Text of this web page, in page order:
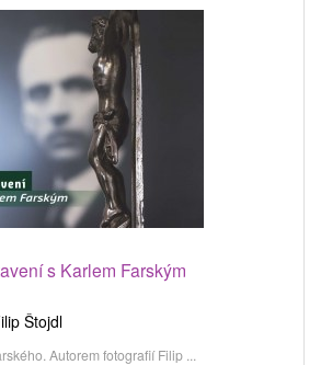
s Karlem Farským
Štojdl
Autorem fotografií Filip ...